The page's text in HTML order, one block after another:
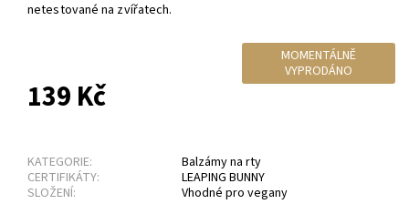
netestované na zvířatech.
MOMENTÁLNĚ
VYPRODÁNO
139 Kč
KATEGORIE:
Balzámy na rty
CERTIFIKÁTY:
LEAPING BUNNY
SLOŽENÍ:
Vhodné pro vegany